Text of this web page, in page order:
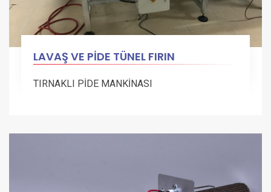
LAVAŞ VE PİDE TÜNEL FIRIN
TIRNAKLI PİDE MANKİNASI